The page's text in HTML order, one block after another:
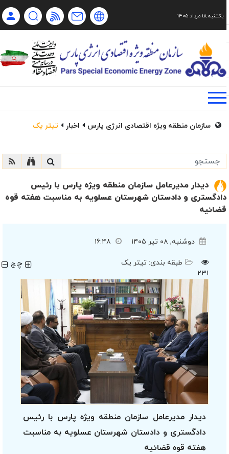
فا Ru Ch
یکشنبه ۱۸ مرداد ۱۴۰۵
سازمان منطقه ویژه اقتصادی انرژی پارس اخبار تیتر یک
دیدار مدیرعامل سازمان منطقه ویژه پارس با رئیس
دادگستری و دادستان شهرستان عسلویه به مناسبت هفته قوه
قضائیه
دوشنبه, ۰۸ تیر ۱۴۰۵ ۱۶:۴۸
۲۳۱
طبقه بندی: تیتر یک چچ
دیدار مدیرعامل سازمان منطقه ویژه پارس با رئیس
دادگستری و دادستان شهرستان عسلویه به مناسبت
هفته قوه قضائیه